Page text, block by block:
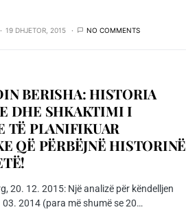
19 DHJETOR, 2015 NO COMMENTS
BERISHA: HISTORIA
DHE SHKAKTIMI I
TË PLANIFIKUAR
QË PËRBËJNË HISTORINË
20. 12. 2015: Një analizë për këndelljen
03. 2014 (para më shumë se 20…